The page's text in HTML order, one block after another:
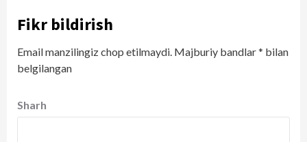
Fikr bildirish
Email manzilingiz chop etilmaydi. Majburiy bandlar* bilan
belgilangan
Sharh